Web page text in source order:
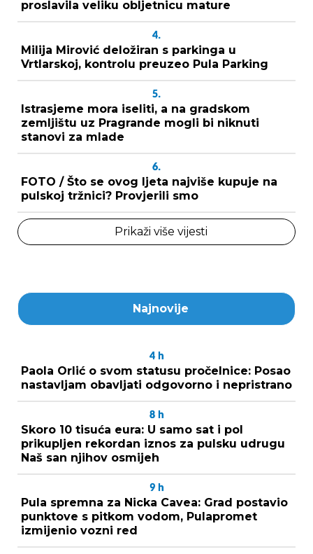
proslavila veliku obljetnicu mature
4.
Milija Mirović deložiran s parkinga u
Vrtlarskoj, kontrolu preuzeo Pula Parking
5.
Istrasjeme mora iseliti, a na gradskom
zemljištu uz Pragrande mogli bi niknuti
stanovi za mlade
6.
FOTO / Što se ovog ljeta najviše kupuje na
pulskoj tržnici? Provjerili smo
Prikaži više vijesti
Najnovije
4 h
Paola Orlić o svom statusu pročelnice: Posao
nastavljam obavljati odgovorno i nepristrano
8 h
Skoro 10 tisuća eura: U samo sat i pol
prikupljen rekordan iznos za pulsku udrugu
Naš san njihov osmijeh
9 h
Pula spremna za Nicka Cavea: Grad postavio
punktove s pitkom vodom, Pulapromet
izmijenio vozni red